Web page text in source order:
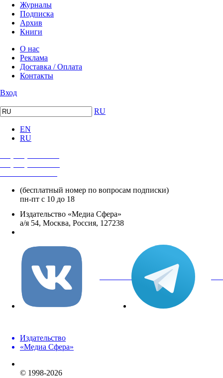
Журналы
Подписка
Архив
Книги
О нас
Реклама
Доставка / Оплата
Контакты
Вход
RU
EN
RU
(бесплатный номер по вопросам подписки)
пн-пт с 10 до 18
Издательство «Медиа Сфера»
а/я 54, Москва, Россия, 127238
вКонтакте
Издательство
«Медиа Сфера»
© 1998-2026